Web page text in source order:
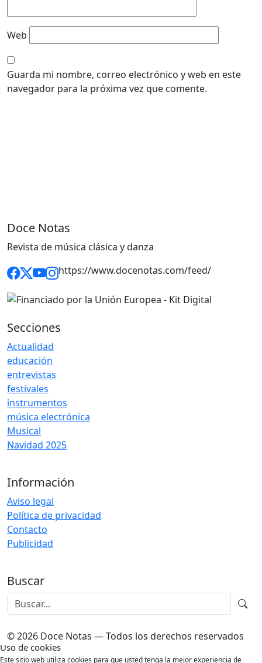
Web
Guarda mi nombre, correo electrónico y web en este
navegador para la próxima vez que comente.
Doce Notas
Revista de música clásica y danza
https://www.docenotas.com/feed/
Secciones
Actualidad
educación
entrevistas
festivales
instrumentos
música electrónica
Musical
Navidad 2025
Información
Aviso legal
Política de privacidad
Contacto
Publicidad
Buscar
© 2026 Doce Notas — Todos los derechos reservados
Uso de cookies
Este sitio web utiliza cookies para que usted tenga la mejor experiencia de